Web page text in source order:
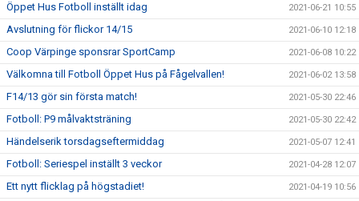
Öppet Hus Fotboll inställt idag 2021-06-21 10:55
Avslutning för flickor 14/15 2021-06-10 12:18
Coop Värpinge sponsrar SportCamp 2021-06-08 10:22
Välkomna till Fotboll Öppet Hus på Fågelvallen! 2021-06-02 13:58
F14/13 gör sin första match! 2021-05-30 22:46
Fotboll: P9 målvaktsträning 2021-05-30 22:42
Händelserik torsdagseftermiddag 2021-05-07 12:41
Fotboll: Seriespel inställt 3 veckor 2021-04-28 12:07
Ett nytt flicklag på högstadiet! 2021-04-19 10:56